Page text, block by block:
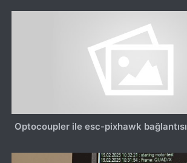
Optocoupler ile esc-pixhawk bağlantısı